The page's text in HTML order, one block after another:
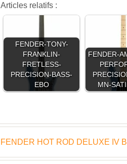
Articles relatifs :
FENDER-TONY-
FRANKLIN-
FRETLESS-
PRECISION-BASS-
EBO
FENDER-
MN-
FENDER HOT ROD DELUXE IV